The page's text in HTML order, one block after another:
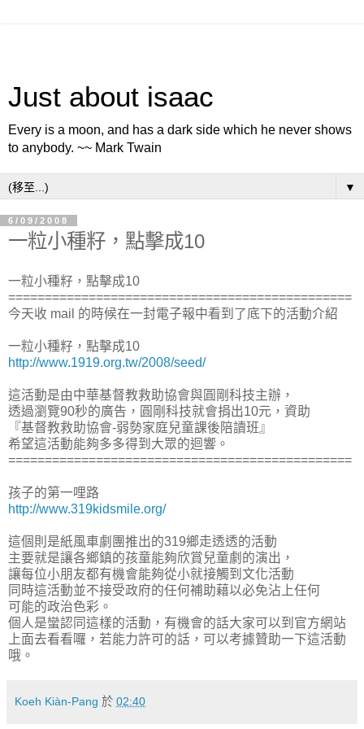
Just about isaac
Every is a moon, and has a dark side which he never shows
to anybody. ~~ Mark Twain
▼
6/09/2008
一粒小種籽，點擊成10
一粒小種籽，點擊成10
===============================================
今天收 mail 的時候在一封電子報中看到了底下的活動介紹
一粒小種籽，點擊成10
http://www.1919.org.tw/2008/seed/
這活動是由中華基督教救助協會與圓剛科技主辦，
透過瀏覽90秒的廣告，圓剛科技就會捐出10元，資助
『基督教救助協會-弱勢家庭兒童課後陪讀班』
希望這活動能夠多多得到大眾的迴響。
===============================================
孩子的第一哩路
http://www.319kidsmile.org/
這個則是紙風車劇團推出的319鄉走透透的活動
主要就是讓各鄉鎮的孩童能夠欣賞兒童劇的演出，
讓每位小朋友都有機會能夠從小就接觸到文化活動
同時這活動並不接受政府的任何補助藉以必免沾上任何
可能的政治色彩。
個人是蠻認同這樣的活動，有機會的話大家可以到官方網站
上面去看看囉，若能力許可的話，可以考據贊助一下這活動
哦。
Koeh Kiàn-Pang 於 02:40